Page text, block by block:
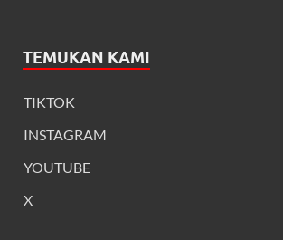
TEMUKAN KAMI
TIKTOK
INSTAGRAM
YOUTUBE
X